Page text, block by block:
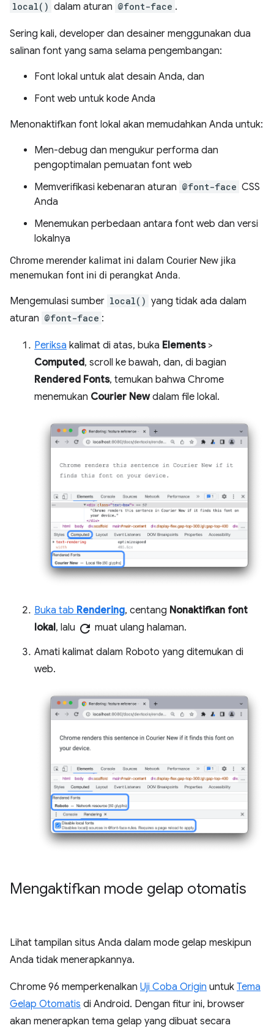
local() dalam aturan @font-face .
Sering kali, developer dan desainer menggunakan dua
salinan font yang sama selama pengembangan:
Font lokal untuk alat desain Anda, dan
Font web untuk kode Anda
Menonaktifkan font lokal akan memudahkan Anda untuk:
Men-debug dan mengukur performa dan
pengoptimalan pemuatan font web
Memverifikasi kebenaran aturan @font-face CSS
Anda
Menemukan perbedaan antara font web dan versi
lokalnya
Chrome merender kalimat ini dalam Courier New jika
menemukan font ini di perangkat Anda.
Mengemulasi sumber local() yang tidak ada dalam
aturan @font-face :
Periksa kalimat di atas, buka Elements>
Computed, scroll ke bawah, dan, di bagian
Rendered Fonts, temukan bahwa Chrome
menemukan Courier Newdalam file lokal.
Buka tab Rendering, centang Nonaktifkan font
lokal, lalu refresh muat ulang halaman.
Amati kalimat dalam Roboto yang ditemukan di
web.
Mengaktifkan mode gelap otomatis
Lihat tampilan situs Anda dalam mode gelap meskipun
Anda tidak menerapkannya.
Chrome 96 memperkenalkan Uji Coba Origin untuk Tema
Gelap Otomatis di Android. Dengan fitur ini, browser
akan menerapkan tema gelap yang dibuat secara